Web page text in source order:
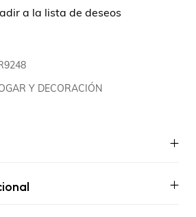
a la lista de deseos
Y DECORACIÓN